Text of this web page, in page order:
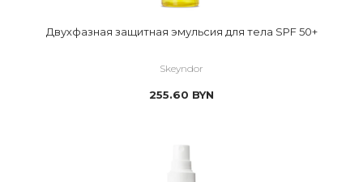
Двухфазная защитная эмульсия для тела SPF 50+
Skeyndor
255.60 BYN